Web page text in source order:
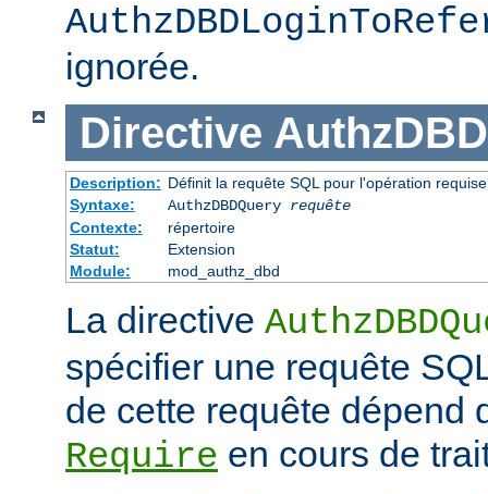
ignorée.
Directive
Description: Définit la requête SQL pour l'opération requise
Syntaxe:
AuthzDBDQuery requête
Contexte:
répertoire
Statut:
Extension
Module:
mod_authz_dbd
La directive
spécifier une requête
de cette requête dépend
Require en cours de